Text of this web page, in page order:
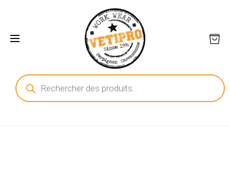
Recherche
de
produits